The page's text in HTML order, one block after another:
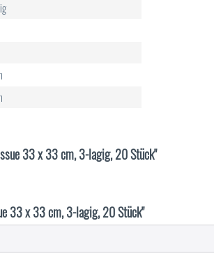
33 x 33 cm, 3-lagig, 20 Stück"
33 x 33 cm, 3-lagig, 20 Stück"